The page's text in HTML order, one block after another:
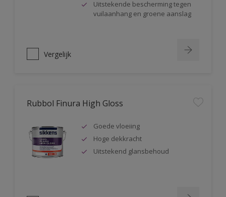
Uitstekende bescherming tegen
vuilaanhang en groene aanslag
Vergelijk
Rubbol Finura High Gloss
Goede vloeiing
Hoge dekkracht
Uitstekend glansbehoud